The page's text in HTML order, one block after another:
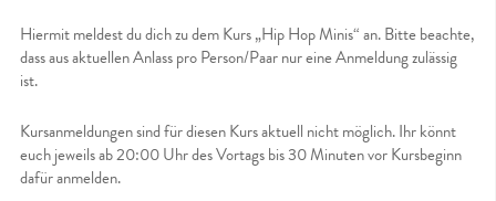
Hiermit meldest du dich zu dem Kurs „Hip Hop Minis“ an. Bitte beachte,
dass aus aktuellen Anlass pro Person/Paar nur eine Anmeldung zulässig
ist.
Kursanmeldungen sind für diesen Kurs aktuell nicht möglich. Ihr könnt
euch jeweils ab 20:00 Uhr des Vortags bis 30 Minuten vor Kursbeginn
dafür anmelden.